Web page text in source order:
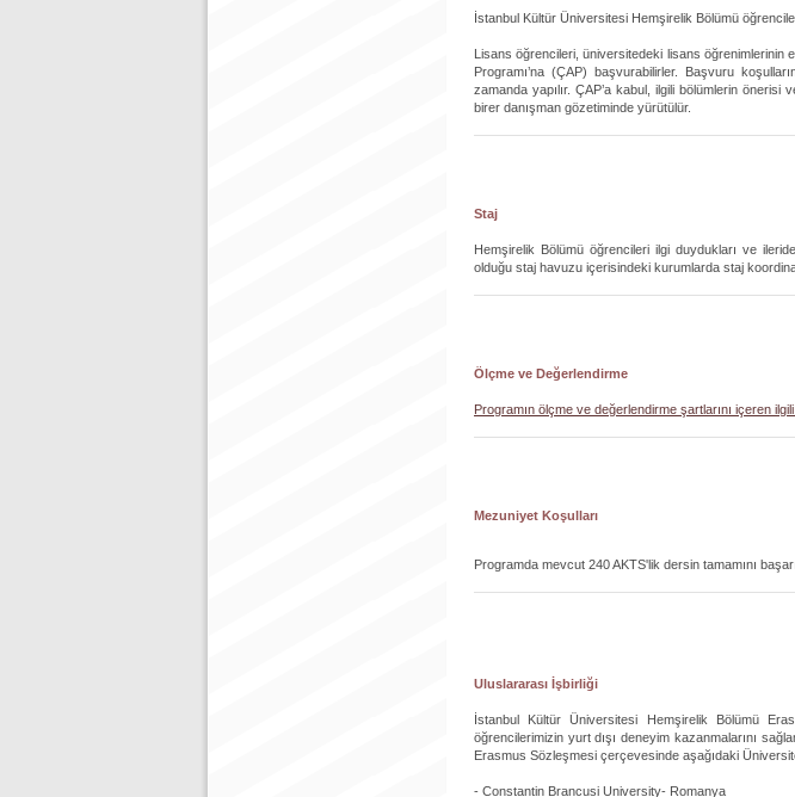
İstanbul Kültür Üniversitesi Hemşirelik Bölümü
Lisans öğrencileri, üniversitedeki lisans öğrenimlerinin
Programı’na (ÇAP) başvurabilirler. Başvuru
zamanda yapılır. ÇAP’a kabul, ilgili bölümlerin
birer danışman gözetiminde yürütülür.
Staj
Hemşirelik Bölümü öğrencileri ilgi duydukları ve
olduğu staj havuzu içerisindeki kurumlarda staj
Ölçme ve Değerlendirme
Programın ölçme ve değerlendirme şartlarını içeren
Mezuniyet Koşulları
Programda mevcut 240 AKTS'lik dersin tamamını
Uluslararası İşbirliği
İstanbul Kültür Üniversitesi Hemşirelik Bölümü
öğrencilerimizin yurt dışı deneyim kazanmalarını
Erasmus Sözleşmesi çerçevesinde aşağıdaki
- Constantin Brancusi University- Romanya